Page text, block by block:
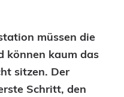
müssen die
können kaum das
sitzen. Der
Schritt, den